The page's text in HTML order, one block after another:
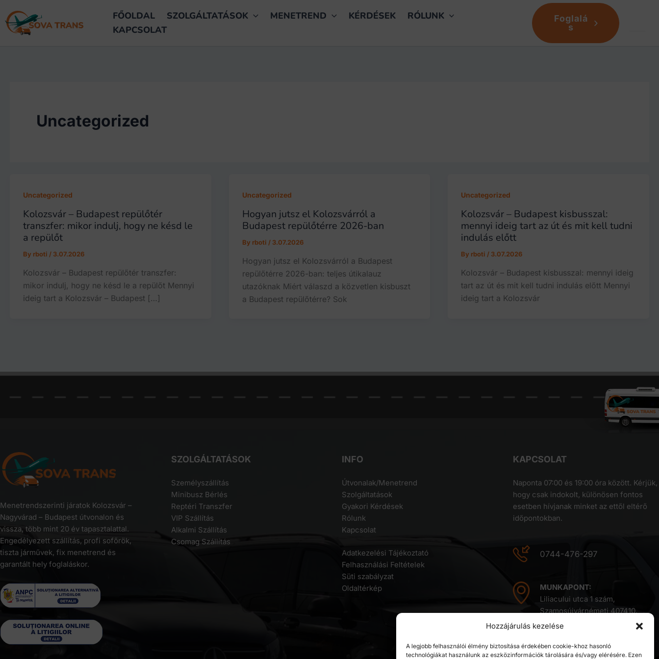
Hozzájárulás kezelése
A legjobb felhasználói élmény biztosítása érdekében cookie-khoz hasonló
technológiákat használunk az eszközinformációk tárolására és/vagy elérésére. Ezen
to
content
FŐOLDAL SZOLGÁLTATÁSOK MENETREND KÉRDÉSEK
RÓLUNK
KAPCSOLAT
Foglalá
s
Uncategorized
Uncategorized
Kolozsvár – Budapest repülőtér
transzfer: mikor indulj, hogy ne késd le
a repülőt
By rboti / 3.07.2026
Kolozsvár – Budapest repülőtér transzfer:
mikor indulj, hogy ne késd le a repülőt Mennyi
ideig tart a Kolozsvár – Budapest […]
Uncategorized
Hogyan jutsz el Kolozsvárról a
Budapest repülőtérre 2026-ban
By rboti / 3.07.2026
Hogyan jutsz el Kolozsvárról a Budapest
repülőtérre 2026-ban: teljes útikalauz
utazóknak Miért válaszd a közvetlen kisbuszt
a Budapest repülőtérre? Sok
Uncategorized
Kolozsvár – Budapest kisbusszal:
mennyi ideig tart az út és mit kell tudni
indulás előtt
By rboti / 3.07.2026
Kolozsvár – Budapest kisbusszal: mennyi ideig
tart az út és mit kell tudni indulás előtt Mennyi
ideig tart a Kolozsvár
Menetrendszerinti járatok Kolozsvár –
Nagyvárad – Budapest útvonalon és
vissza, több mint 20 év tapasztalattal.
Engedélyezett szállítás, profi sofőrök,
tiszta járművek, fix menetrend és
garantált hely foglaláskor.
SZOLGÁLTATÁSOK
Személyszállítás
Minibusz Bérlés
Reptéri Transzfer
VIP Szállítás
Alkalmi Szállítás
Csomag Szállítás
INFO
Útvonalak/Menetrend
Szolgáltatások
Gyakori Kérdések
Rólunk
Kapcsolat
Adatkezelési Tájékoztató
Felhasználási Feltételek
Süti szabályzat
Oldaltérkép
KAPCSOLAT
Naponta 07:00 és 19:00 óra között. Kérjük,
hogy csak indokolt, különösen fontos
esetben hívjanak minket az ettől eltérő
időpontokban.
0744-476-297
MUNKAPONT:
Liliacului utca 1 szám,
Szamosújvárnémeti 407410,
Kolozs megye,